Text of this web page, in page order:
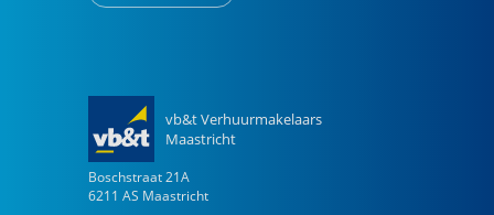
vb&t Verhuurmakelaars
Maastricht
Boschstraat 21A
6211 AS Maastricht